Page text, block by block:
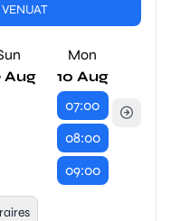
Aug
Mon
10 Aug
07:00
08:00
09:00